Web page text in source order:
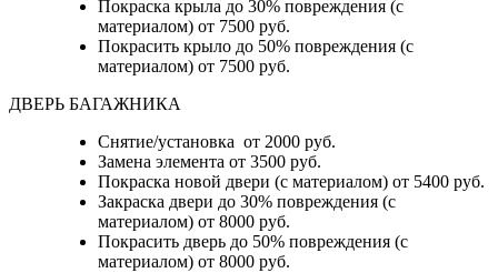
Покраска крыла до 30% повреждения (с
материалом) от 7500 руб.
Покрасить крыло до 50% повреждения (с
материалом) от 7500 руб.
ДВЕРЬ БАГАЖНИКА
Снятие/установка от 2000 руб.
Замена элемента от 3500 руб.
Покраска новой двери (с материалом) от 5400 руб.
Закраска двери до 30% повреждения (с
материалом) от 8000 руб.
Покрасить дверь до 50% повреждения (с
материалом) от 8000 руб.